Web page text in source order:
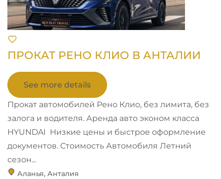
ПРОКАТ РЕНО КЛИО В АНТАЛИИ
See more details
Прокат автомобилей Рено Клио, без лимита, без
залога и водителя. Аренда авто эконом класса
HYUNDAI Низкие цены и быстрое оформление
документов. Стоимость Автомобиля Летний
сезон...
Аланья, Анталия